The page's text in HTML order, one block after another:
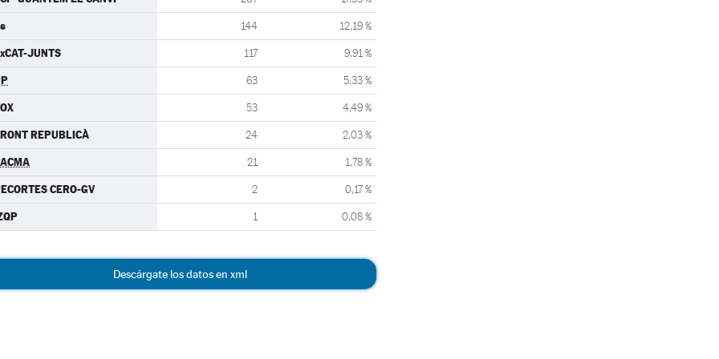
144 12,19 %
JUNTS 117 9,91 %
63 5,33 %
53 4,49 %
REPUBLICÀ 24 2,03 %
21 1,78 %
CERO-GV 2 0,17 %
1 0,08 %
Descárgate los datos en xml